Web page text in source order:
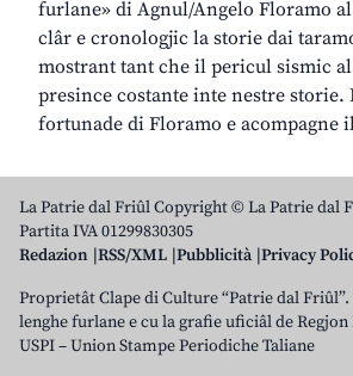
furlane» di Agnul/Angelo Floramo
clâr e cronologjic la storie dai
mostrant tant che il pericul sismic
presince costante inte nestre storie.
fortunade di Floramo e acompagne
La Patrie dal Friûl Copyright © La Patrie dal
Partita IVA 01299830305
Redazion RSS/XML Pubblicità Privacy
Proprietât Clape di Culture “Patrie dal
lenghe furlane e cu la grafie uficiâl de Regjon
USPI – Union Stampe Periodiche Taliane